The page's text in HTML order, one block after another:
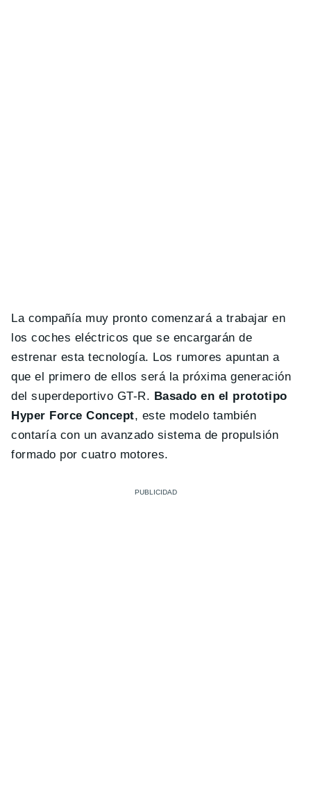
La compañía muy pronto comenzará a trabajar en
los coches eléctricos que se encargarán de
estrenar esta tecnología. Los rumores apuntan a
que el primero de ellos será la próxima generación
del superdeportivo GT-R. Basado en el prototipo
Hyper Force Concept, este modelo también
contaría con un avanzado sistema de propulsión
formado por cuatro motores.